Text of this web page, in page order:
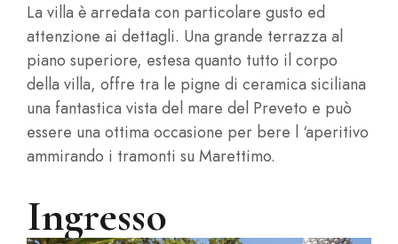
La villa è arredata con particolare gusto ed
attenzione ai dettagli. Una grande terrazza al
piano superiore, estesa quanto tutto il corpo
della villa, offre tra le pigne di ceramica siciliana
una fantastica vista del mare del Preveto e può
essere una ottima occasione per bere l ‘aperitivo
ammirando i tramonti su Marettimo.
Ingresso